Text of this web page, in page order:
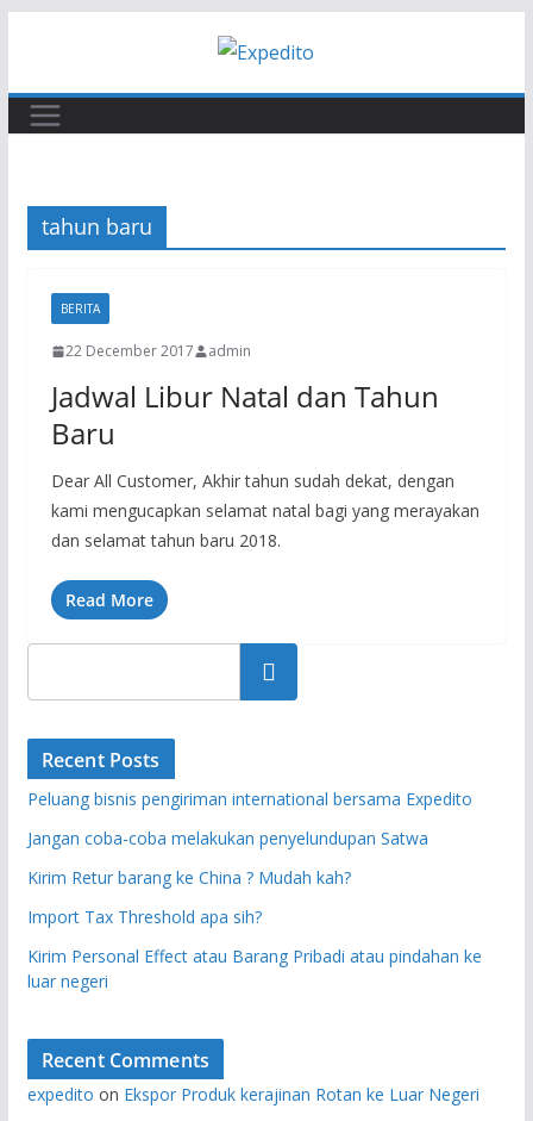
content
tahun baru
BERITA
22 December 2017 admin
Jadwal Libur Natal dan Tahun
Baru
Dear All Customer, Akhir tahun sudah dekat, dengan
kami mengucapkan selamat natal bagi yang merayakan
dan selamat tahun baru 2018.
Read More
Search
Recent Posts
Peluang bisnis pengiriman international bersama Expedito
Jangan coba-coba melakukan penyelundupan Satwa
Kirim Retur barang ke China ? Mudah kah?
Import Tax Threshold apa sih?
Kirim Personal Effect atau Barang Pribadi atau pindahan ke
luar negeri
Recent Comments
expedito on Ekspor Produk kerajinan Rotan ke Luar Negeri